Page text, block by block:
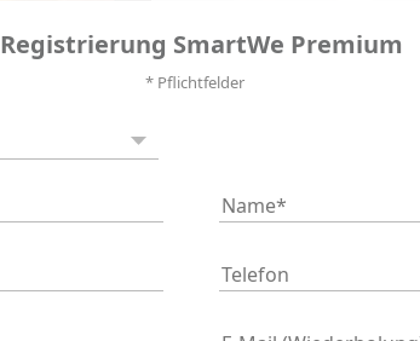
Registrierung SmartWe Premium
* Pflichtfelder